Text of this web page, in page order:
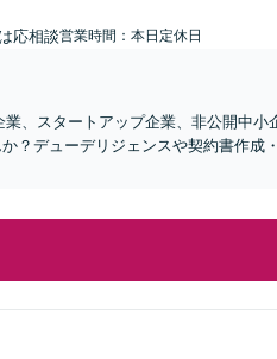
応相談営業時間：本日定休日
、スタートアップ企業、非公開中小
？デューデリジェンスや契約書作成